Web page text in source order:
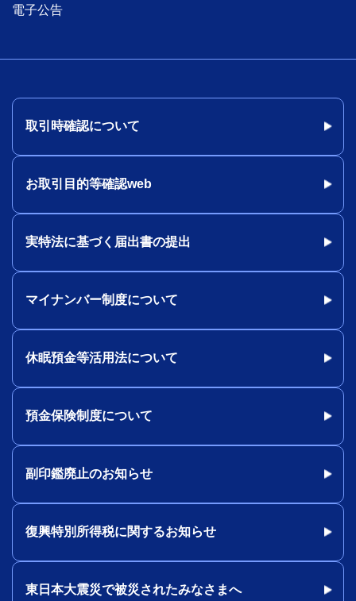
電子公告
取引時確認について
お取引目的等確認web
実特法に基づく届出書の提出
マイナンバー制度について
休眠預金等活用法について
預金保険制度について
副印鑑廃止のお知らせ
復興特別所得税に関するお知らせ
東日本大震災で被災されたみなさまへ